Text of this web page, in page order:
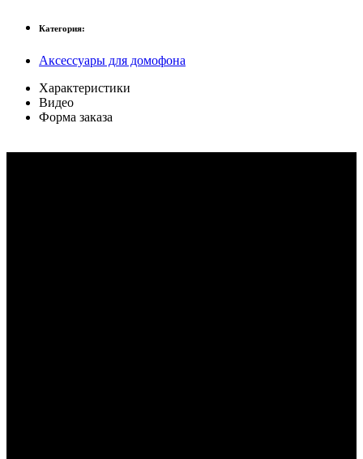
Категория:
Аксессуары для домофона
Характеристики
Видео
Форма заказа